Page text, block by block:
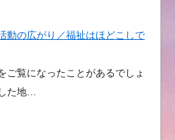
動の広がり／福祉はほどこしで
覧になったことがあるでしょ
た地…